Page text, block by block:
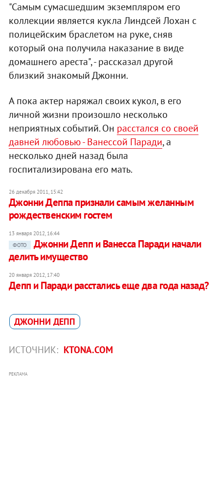
"Самым сумасшедшим экземпляром его
коллекции является кукла Линдсей Лохан с
полицейским браслетом на руке, сняв
который она получила наказание в виде
домашнего ареста", - рассказал другой
близкий знакомый Джонни.
А пока актер наряжал своих кукол, в его
личной жизни произошло несколько
неприятных событий. Он расстался со своей
давней любовью - Ванессой Паради, а
несколько дней назад была
госпитализирована его мать.
26 декабря 2011, 15:42
Джонни Деппа признали самым желанным
рождественским гостем
13 января 2012, 16:44
ФОТО
Джонни Депп и Ванесса Паради начали
делить имущество
20 января 2012, 17:40
Депп и Паради расстались еще два года назад?
ДЖОННИ ДЕПП
ИСТОЧНИК: KTONA.COM
РЕКЛАМА